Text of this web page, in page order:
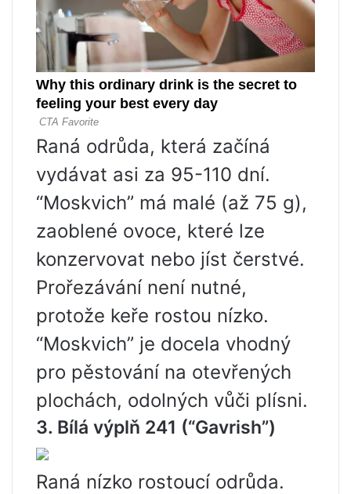
Raná odrůda, která začíná
vydávat asi za 95-110 dní.
“Moskvich” má malé (až 75 g),
zaoblené ovoce, které lze
konzervovat nebo jíst čerstvé.
Prořezávání není nutné,
protože keře rostou nízko.
“Moskvich” je docela vhodný
pro pěstování na otevřených
plochách, odolných vůči plísni.
3. Bílá výplň 241 (“Gavrish”)
Raná nízko rostoucí odrůda.